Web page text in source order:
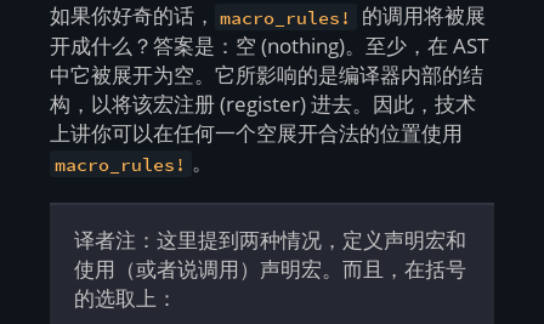
如果你好奇的话，
macro_rules!
的调用将被展
开成什么？答案是：空 (nothing)。至少，在 AST
中它被展开为空。它所影响的是编译器内部的结
构，以将该宏注册 (register) 进去。因此，技术
上讲你可以在任何一个空展开合法的位置使用
macro_rules! 。
译者注：这里提到两种情况，定义声明宏和
使用（或者说调用）声明宏。而且，在括号
的选取上：